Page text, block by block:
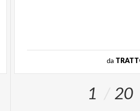
da
1 20